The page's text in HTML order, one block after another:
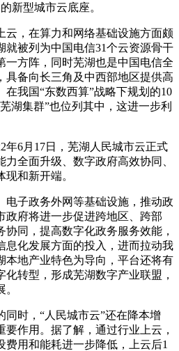
新型城市云底座。
云，在算力和网络基础设施方面颇
就被列为中国电信31个云资源骨干
一方阵，同时芜湖也是中国电信全
具备向长三角及中西部地区提供高
我国“东数西算”战略下规划的10
湖集群”也位列其中，这进一步利
年6月17日，芜湖人民城市云正式
全面升级、数字政府高效协同、
和新开端。
电子政务外网等基础设施，推动政
政府将进一步促进跨地区、跨部
同，提高数字化政务服务效能，
息化发展方面的投入，进而拉动我
本地产业特色为导向，平台还将有
转型，形成芜湖数字产业联盟，
时，“人民城市云”还在降本增
作用。据了解，通过行业上云，
费用和能耗进一步降低，上云后1